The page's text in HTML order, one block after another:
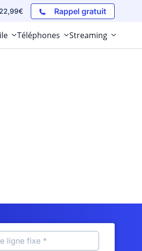
Rappel gratuit
Téléphones Streaming